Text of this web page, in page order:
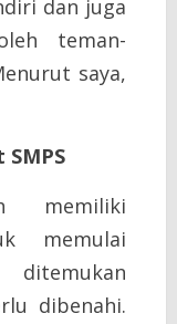
dan juga
teman-
saya,
memiliki
memulai
dibenahi.